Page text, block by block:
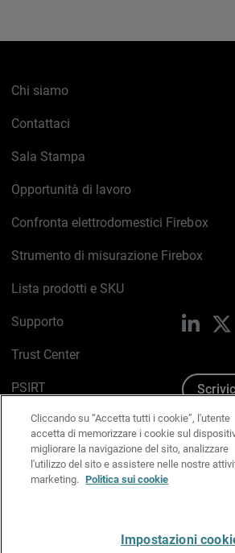
Chi siamo
Contattaci
Sala Stampa
Opportunità di lavoro
Confronta elettrodomestici Firebox
Strumento di misurazione Firebox
Lista prodotti e SKU
Supporto
Trust Center
PSIRT
Politica sui cookie
Informativa sulla privacy
Kit Media & Brand
Cliccando su “Accetta tutti i cookie”, l'utente
accetta di memorizzare i cookie sul
migliorare la navigazione del sito, analizzare
l'utilizzo del sito e assistere nelle nostre
marketing. Politica sui cookie
Impostazioni